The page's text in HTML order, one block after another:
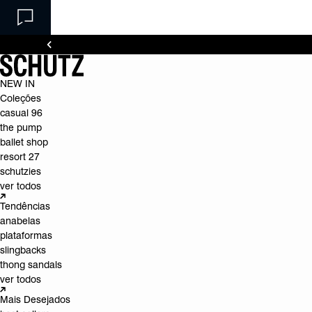
NEW IN
Coleções
casual 96
the pump
ballet shop
resort 27
schutzies
ver todos
Tendências
anabelas
plataformas
slingbacks
thong sandals
ver todos
Mais Desejados